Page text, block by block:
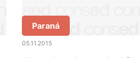
Paraná
05.11.2015